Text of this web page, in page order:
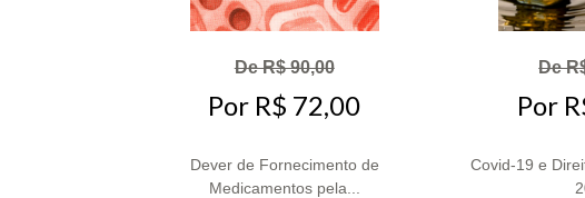
De R$ 90,00
Por R$ 72,00
Dever de Fornecimento de
Medicamentos pela...
De
Por
Covid-19 e